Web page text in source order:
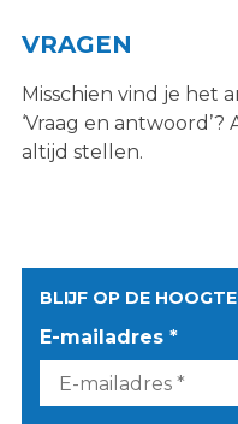
VRAGEN
Misschien vind je het
‘Vraag en
altijd stellen.
BLIJF OP DE
E-mailadres *